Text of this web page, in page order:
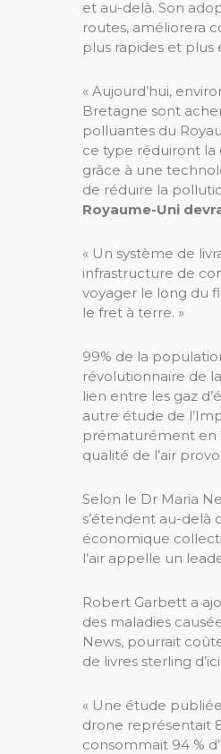
et au-delà. Son
routes, améliorera
plus rapides et
« Aujourd’hui,
Bretagne sont
polluantes du
ce type réduiront la
grâce à une
de réduire la
Royaume-Uni
« Un système de
infrastructure de
voyager le long du
le fret à terre. »
99% de la
révolutionnaire de
lien entre les gaz
autre étude de
prématurément en
qualité de l’air
Selon le Dr Maria
s’étendent au-delà
économique
l’air appelle un
Robert Garbett a
des maladies
News, pourrait
de livres sterling
« Une étude
drone représentait
consommait 94 %